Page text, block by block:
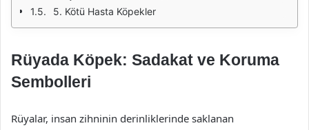
5. Kötü Hasta Köpekler
Rüyada Köpek: Sadakat ve Koruma
Sembolleri
Rüyalar, insan zihninin derinliklerinde saklanan